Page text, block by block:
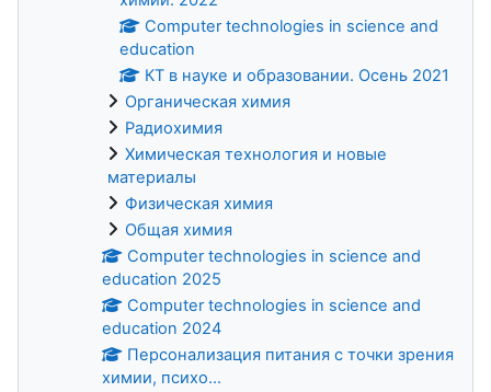
Computer technologies in science and
education
КТ в науке и образовании. Осень 2021
Органическая химия
Радиохимия
Химическая технология и новые
материалы
Физическая химия
Общая химия
Computer technologies in science and
education 2025
Computer technologies in science and
education 2024
Персонализация питания с точки зрения
химии, психо...